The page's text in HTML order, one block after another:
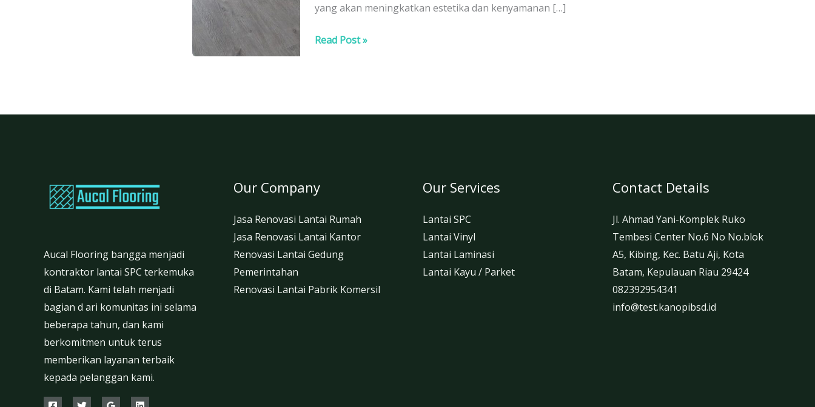
yang akan meningkatkan estetika dan kenyamanan […]
Read Post »
Aucal Flooring bangga menjadi
kontraktor lantai SPC terkemuka
di Batam. Kami telah menjadi
bagian d ari komunitas ini selama
beberapa tahun, dan kami
berkomitmen untuk terus
memberikan layanan terbaik
kepada pelanggan kami.
Our Company
Jasa Renovasi Lantai Rumah
Jasa Renovasi Lantai Kantor
Renovasi Lantai Gedung
Pemerintahan
Renovasi Lantai Pabrik Komersil
Our Services
Lantai SPC
Lantai Vinyl
Lantai Laminasi
Lantai Kayu / Parket
Contact Details
Jl. Ahmad Yani-Komplek Ruko
Tembesi Center No.6 No No.blok
A5, Kibing, Kec. Batu Aji, Kota
Batam, Kepulauan Riau 29424
082392954341
info@test.kanopibsd.id